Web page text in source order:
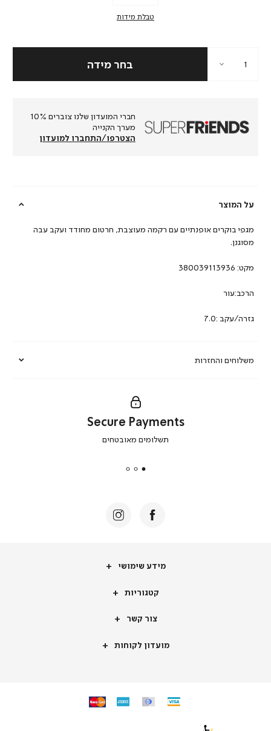
טבלת מידות
חברי המועדון שלנו צוברים 10%
מערך הקנייה
הצטרפו/התחברו למועדון
על המוצר
משלוחים והחזרות
מגפי בוקרים אופנתיים עם רקמה מעוצבת, חרטום מחודד ועקב עבה
מסוגנן.
מקט: 380039113936
הרכב:עור
גזרה/עקב :7.0
secure
Secure Payments
תשלומים מאובטחים
מידע
מידע שימושי
קטגוריותקטגוריות
צור
צור קשר
מועדון
מועדון לקוחות